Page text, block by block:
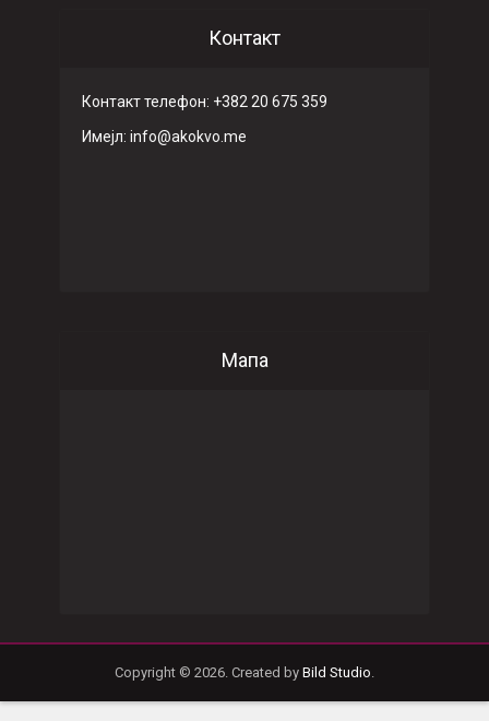
Контакт
Контакт телефон: +382 20 675 359
Имeјл: info@akokvo.me
Мапа
Copyright © 2026. Created by Bild Studio.